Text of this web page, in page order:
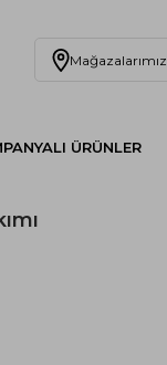
Mağazalarımız
ÜRÜNLER